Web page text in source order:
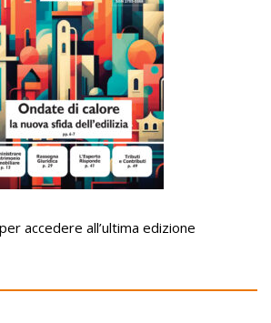
accedere all’ultima edizione